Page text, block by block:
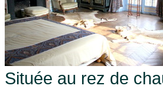
Située au rez de